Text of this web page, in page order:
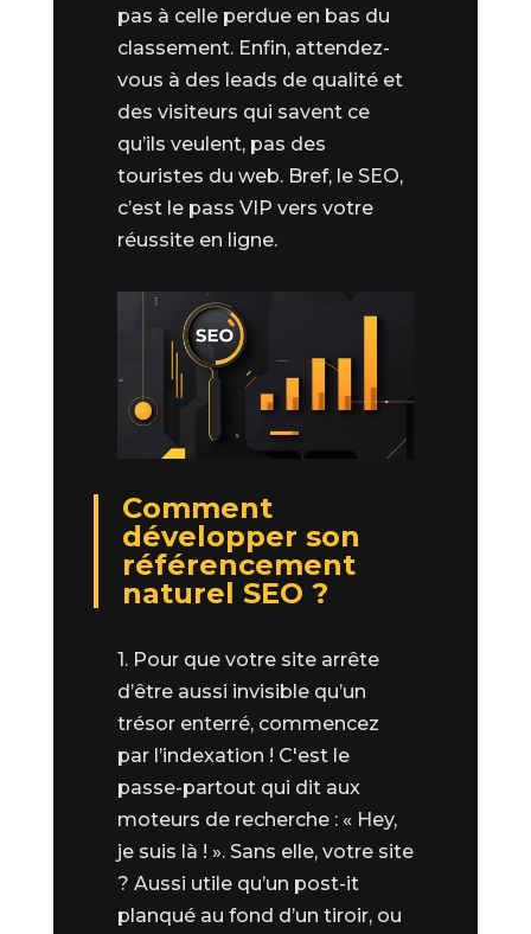
pas à celle perdue en bas du
classement. Enfin, attendez-
vous à des leads de qualité et
des visiteurs qui savent ce
qu’ils veulent, pas des
touristes du web. Bref, le SEO,
c’est le pass VIP vers votre
réussite en ligne.
Comment
développer son
référencement
naturel SEO ?
1. Pour que votre site arrête
d’être aussi invisible qu’un
trésor enterré, commencez
par l’indexation ! C'est le
passe-partout qui dit aux
moteurs de recherche : « Hey,
je suis là ! ». Sans elle, votre site
? Aussi utile qu’un post-it
planqué au fond d’un tiroir, ou